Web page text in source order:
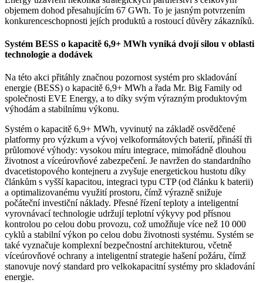
objemem dohod přesahujícím 67 GWh. To je jasným potvrzením
konkurenceschopnosti jejích produktů a rostoucí důvěry zákazníků.
Systém BESS o kapacitě 6,9+ MWh vyniká dvojí silou v oblasti
technologie a dodávek
Na této akci přitáhly značnou pozornost systém pro skladování
energie (BESS) o kapacitě 6,9+ MWh a řada Mr. Big Family od
společnosti EVE Energy, a to díky svým výrazným produktovým
výhodám a stabilnímu výkonu.
Systém o kapacitě 6,9+ MWh, vyvinutý na základě osvědčené
platformy pro výzkum a vývoj velkoformátových baterií, přináší tři
průlomové výhody: vysokou míru integrace, mimořádně dlouhou
životnost a víceúrovňové zabezpečení. Je navržen do standardního
dvacetistopového kontejneru a zvyšuje energetickou hustotu díky
článkům s vyšší kapacitou, integraci typu CTP (od článku k baterii)
a optimalizovanému využití prostoru, čímž výrazně snižuje
počáteční investiční náklady. Přesné řízení teploty a inteligentní
vyrovnávací technologie udržují teplotní výkyvy pod přísnou
kontrolou po celou dobu provozu, což umožňuje více než 10 000
cyklů a stabilní výkon po celou dobu životnosti systému. Systém se
také vyznačuje komplexní bezpečnostní architekturou, včetně
víceúrovňové ochrany a inteligentní strategie hašení požáru, čímž
stanovuje nový standard pro velkokapacitní systémy pro skladování
energie.